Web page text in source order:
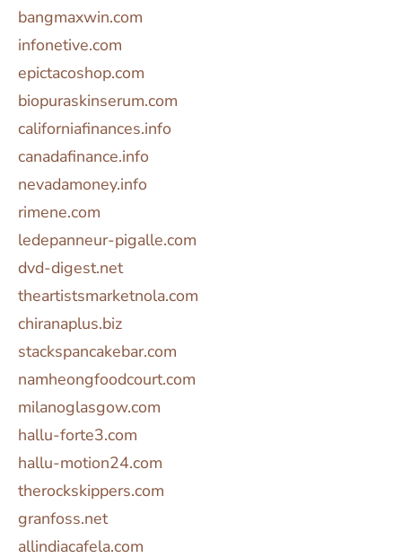
bangmaxwin.com
infonetive.com
epictacoshop.com
biopuraskinserum.com
californiafinances.info
canadafinance.info
nevadamoney.info
rimene.com
ledepanneur-pigalle.com
dvd-digest.net
theartistsmarketnola.com
chiranaplus.biz
stackspancakebar.com
namheongfoodcourt.com
milanoglasgow.com
hallu-forte3.com
hallu-motion24.com
therockskippers.com
granfoss.net
allindiacafela.com